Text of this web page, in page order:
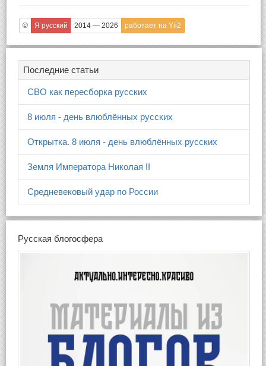
© Я русский 2014 — 2026 работает на Yii2
Последние статьи
СВО как пересборка русских
8 июля - день влюблённых русских
Открытка. 8 июля - день влюблённых русских
Земля Императора Николая II
Средневековый удар по России
Русская блогосфера